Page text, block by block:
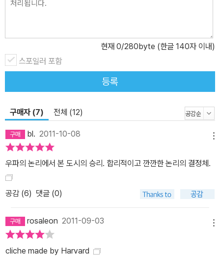
자는 반박한다. 도시 빈민은 시골 빈민과 비교했을 때, 더 부유하고,
탐닉하는 인간의 놀이터이자 아이디어와 자본이 순환하는 창의적 공
간으로 변모해야 한다고 주장한다. 세계는 평평하지만 도시는 ‘높아
져야’ 한다 각종 규제와 보존정책은 도시의 개발을 가로막고 도시 확
산, 스프롤(sprawl) 현상을 심화시킬 수 있음을 경고한다. 인도의 허
프롤 현상, 슬럼가, 부패 등의 문제를 일으킨 반면, 중국 상하이는 뭄
바이보다 경제 성장 열기가 뜨겁지만 유연한 주택 공급 정책으로 인
해 수많은 해외 기업가들이 모여든다. 또한 교외로의 이주가 오히려
더 심각한 환경파괴를 일으킨다는 사실을 각종 통계로써 증명하며 도
건설 사업 등은 비판하며 진정한 도시의 힘은 ‘건물’이 아닌 ‘사람’에
저 교수는 이 책에서 교육, 기술, 아이디어, 인재, 기업가정신과 같은
인적자본을 끌어들이고 이들이 협업하게 하는 힘이야말로 도시와 국
가의 번영은 물론, 인간의 행복에 중대한 영향을 미친다는 주장을 펼
현재 0/280byte (한글 140자 이내)
스포일러 포함
등록
구매자 (7) 전체 (12)
bl. 2011-10-08
우파의 논리에서 본 도시의 승리. 합리적이고 깐깐한 논리의 결정체.
공감 (6) 댓글 (0)
rosaleon 2011-09-03
cliche made by Harvard